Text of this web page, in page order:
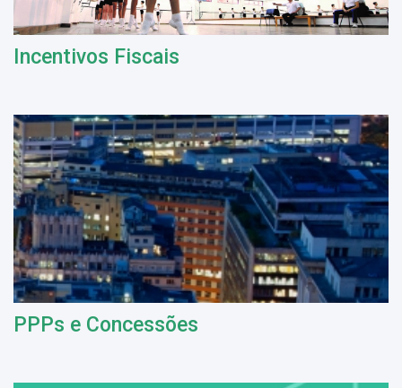
Incentivos Fiscais
PPPs e Concessões